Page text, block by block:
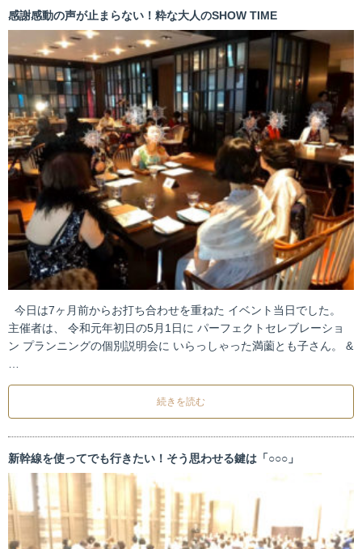
感謝感動の声が止まらない！粋な大人のSHOW TIME
今日は7ヶ月前からお打ち合わせを重ねた イベント当日でした。
主催者は、 令和元年初日の5月1日に パーフェクトセレブレーショ
ン プランニングの個別説明会に いらっしゃった満薗とも子さん。 &
続きを読む
新幹線を使ってでも行きたい！そう思わせる鍵は「○○○」